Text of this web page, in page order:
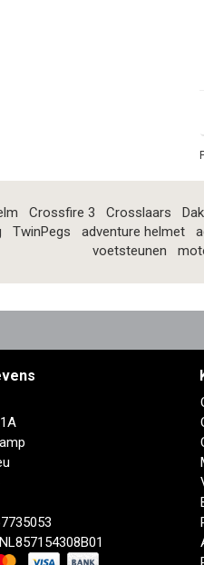
Crossfire 3 Crosslaars
TwinPegs adventure helmet
voetsteunen